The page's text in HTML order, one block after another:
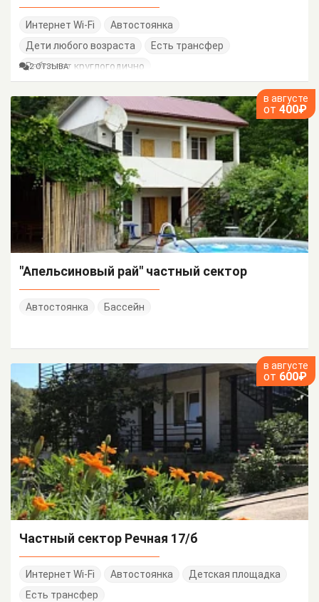
Интернет Wi-Fi
Автостоянка
Дети любого возраста
Есть трансфер
Работает круглогодично
2 ОТЗЫВА
в августе
от 400₽
"Апельсиновый рай" частный сектор
Автостоянка Бассейн
в августе
от 600₽
Частный сектор Речная 17/б
Интернет Wi-Fi Автостоянка
Детская площадка
Есть трансфер